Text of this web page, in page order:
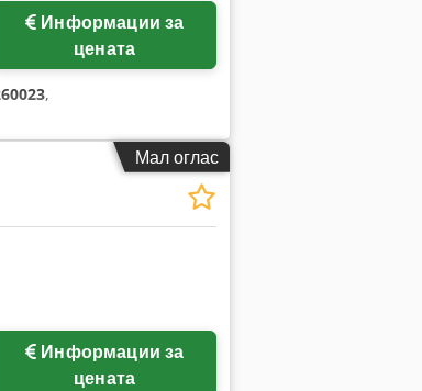
цената
,
Мал оглас
цената